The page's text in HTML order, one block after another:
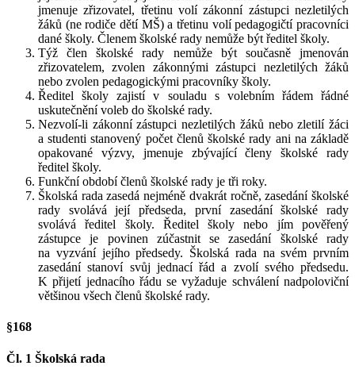
jmenuje zřizovatel, třetinu volí zákonní zástupci nezletilých
žáků (ne rodiče dětí MŠ) a třetinu volí pedagogičtí pracovníci
dané školy. Členem školské rady nemůže být ředitel školy.
Týž člen školské rady nemůže být současně jmenován
zřizovatelem, zvolen zákonnými zástupci nezletilých žáků
nebo zvolen pedagogickými pracovníky školy.
Ředitel školy zajistí v souladu s volebním řádem řádné
uskutečnění voleb do školské rady.
Nezvolí-li zákonní zástupci nezletilých žáků nebo zletilí žáci
a studenti stanovený počet členů školské rady ani na základě
opakované výzvy, jmenuje zbývající členy školské rady
ředitel školy.
Funkční období členů školské rady je tři roky.
Školská rada zasedá nejméně dvakrát ročně, zasedání školské
rady svolává její předseda, první zasedání školské rady
svolává ředitel školy. Ředitel školy nebo jím pověřený
zástupce je povinen zúčastnit se zasedání školské rady
na vyzvání jejího předsedy. Školská rada na svém prvním
zasedání stanoví svůj jednací řád a zvolí svého předsedu.
K přijetí jednacího řádu se vyžaduje schválení nadpoloviční
většinou všech členů školské rady.
§168
Čl. 1 Školská rada